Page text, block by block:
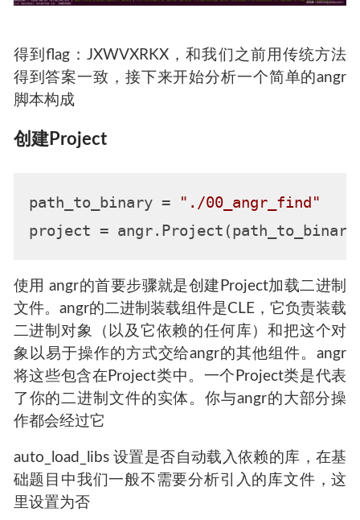
得到flag：JXWVXRKX，和我们之前用传统方法
得到答案一致，接下来开始分析一个简单的angr
脚本构成
创建Project
path_to_binary =
"./00_angr_find"
project =
使用 angr的首要步骤就是创建Project加载二进制
文件。angr的二进制装载组件是CLE，它负责装载
二进制对象（以及它依赖的任何库）和把这个对
象以易于操作的方式交给angr的其他组件。angr
将这些包含在Project类中。一个Project类是代表
了你的二进制文件的实体。你与angr的大部分操
作都会经过它
auto_load_libs 设置是否自动载入依赖的库，在基
础题目中我们一般不需要分析引入的库文件，这
里设置为否